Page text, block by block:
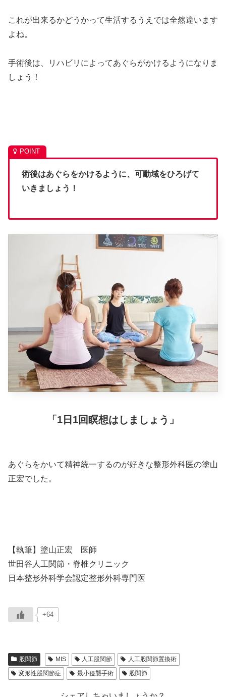
これが出来るかどうかって生活するうえでは全然違います
よね。
手術後は、リハビリによってあぐらがかけるようになりま
しょう！
術後はあぐらをかけるように、可動域をひろげて
いきましょう！
「1日1回瞑想はしましょう」
あぐらをかいて精神統一するのが好きな整形外科医の塗山
正宏でした。
【執筆】塗山正宏 医師
世田谷人工関節・脊椎クリニック
日本整形外科学会認定整形外科専門医
+64
股関節 MIS 人工股関節
人工股関節置換術
変形性股関節症
最小侵襲手術 股関節